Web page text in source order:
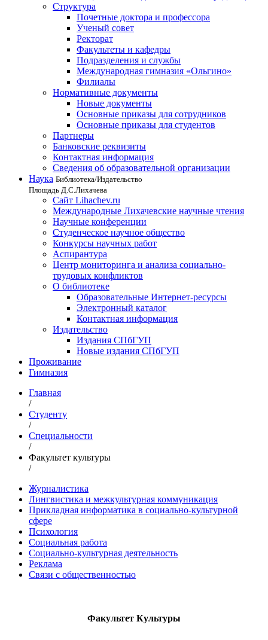
Структура
Почетные доктора и профессора
Ученый совет
Ректорат
Факультеты и кафедры
Подразделения и службы
Международная гимназия «Ольгино»
Филиалы
Нормативные документы
Новые документы
Основные приказы для сотрудников
Основные приказы для студентов
Партнеры
Банковские реквизиты
Контактная информация
Сведения об образовательной организации
Наука Библиотека/Издательство
Площадь Д.С.Лихачева
Сайт Lihachev.ru
Международные Лихачевские научные чтения
Научные конференции
Студенческое научное общество
Конкурсы научных работ
Аспирантура
Центр мониторинга и анализа социально-
трудовых конфликтов
О библиотеке
Образовательные Интернет-ресурсы
Электронный каталог
Контактная информация
Издательство
Издания СПбГУП
Новые издания СПбГУП
Проживание
Гимназия
Главная
/
Студенту
/
Специальности
/
Факультет культуры
/
Журналистика
Лингвистика и межкультурная коммуникация
Прикладная информатика в социально-культурной
сфере
Психология
Социальная работа
Социально-культурная деятельность
Реклама
Связи с общественностью
Факультет Культуры